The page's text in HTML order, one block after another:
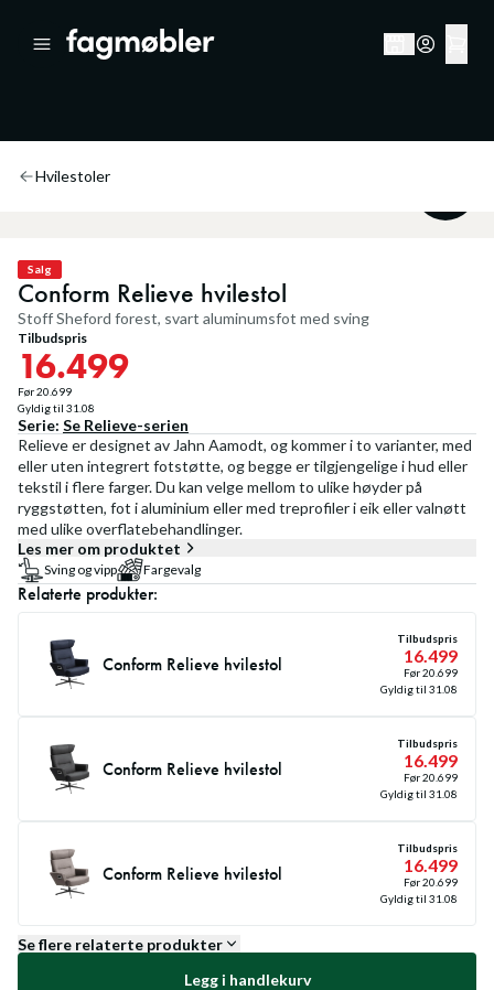
Hvilestoler
Salg
Conform Relieve hvilestol
Stoff Sheford forest, svart aluminumsfot med sving
Tilbudspris
16.499
Før20.699
Gyldig til 31.08
Serie: Se Relieve-serien
Relieve er designet av Jahn Aamodt, og kommer i to varianter, med
eller uten integrert fotstøtte, og begge er tilgjengelige i hud eller
tekstil i flere farger. Du kan velge mellom to ulike høyder på
ryggstøtten, fot i aluminium eller med treprofiler i eik eller valnøtt
med ulike overflatebehandlinger.
Les mer om produktet
Sving og vipp Fargevalg
Relaterte produkter:
Conform Relieve hvilestol
Tilbudspris
16.499
Før20.699
Gyldig til 31.08
Conform Relieve hvilestol
Tilbudspris
16.499
Før20.699
Gyldig til 31.08
Conform Relieve hvilestol
Tilbudspris
16.499
Før20.699
Gyldig til 31.08
Se flere relaterte produkter
Legg i handlekurv